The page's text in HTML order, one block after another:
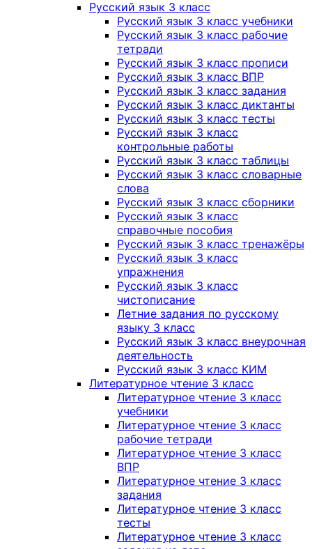
Русский язык 3 класс
Русский язык 3 класс учебники
Русский язык 3 класс рабочие
тетради
Русский язык 3 класс прописи
Русский язык 3 класс ВПР
Русский язык 3 класс задания
Русский язык 3 класс диктанты
Русский язык 3 класс тесты
Русский язык 3 класс
контрольные работы
Русский язык 3 класс таблицы
Русский язык 3 класс словарные
слова
Русский язык 3 класс сборники
Русский язык 3 класс
справочные пособия
Русский язык 3 класс тренажёры
Русский язык 3 класс
упражнения
Русский язык 3 класс
чистописание
Летние задания по русскому
языку 3 класс
Русский язык 3 класс внеурочная
деятельность
Русский язык 3 класс КИМ
Литературное чтение 3 класс
Литературное чтение 3 класс
учебники
Литературное чтение 3 класс
рабочие тетради
Литературное чтение 3 класс
ВПР
Литературное чтение 3 класс
задания
Литературное чтение 3 класс
тесты
Литературное чтение 3 класс